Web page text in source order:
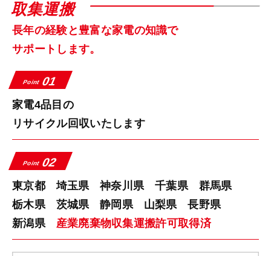
取集運搬
長年の経験と豊富な家電の知識で
サポートします。
Point 01
家電4品目の
リサイクル回収いたします
Point 02
東京都 埼玉県 神奈川県 千葉県
群馬県
栃木県
茨城県 静岡県 山梨県
長野県
新潟県
産業廃棄物収集運搬許可取得済